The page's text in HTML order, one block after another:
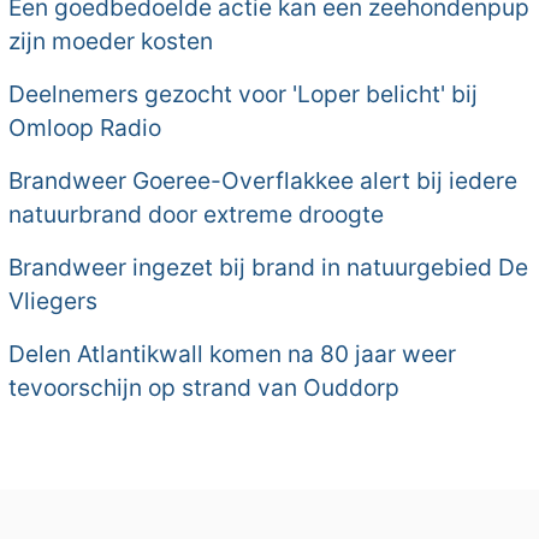
Een goedbedoelde actie kan een zeehondenpup
zijn moeder kosten
Deelnemers gezocht voor 'Loper belicht' bij
Omloop Radio
Brandweer Goeree-Overflakkee alert bij iedere
natuurbrand door extreme droogte
Brandweer ingezet bij brand in natuurgebied De
Vliegers
Delen Atlantikwall komen na 80 jaar weer
tevoorschijn op strand van Ouddorp